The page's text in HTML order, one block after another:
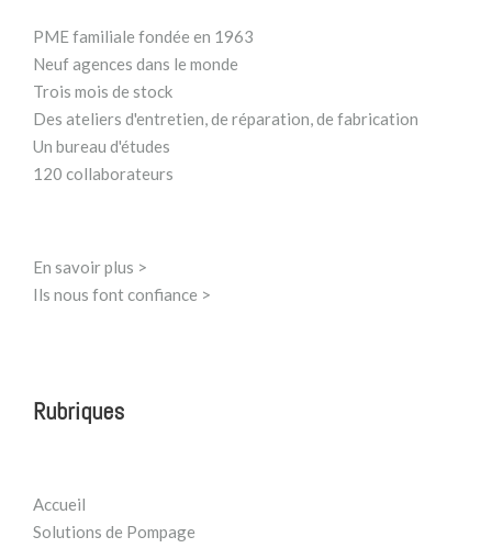
PME familiale fondée en 1963
Neuf agences dans le monde
Trois mois de stock
Des ateliers d'entretien, de réparation, de fabrication
Un bureau d'études
120 collaborateurs
En savoir plus >
Ils nous font confiance >
Rubriques
Accueil
Solutions de Pompage